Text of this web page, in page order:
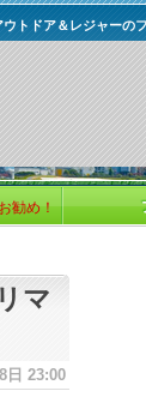
ウトドア＆レジャーの
勧め！
マ
日 23:00